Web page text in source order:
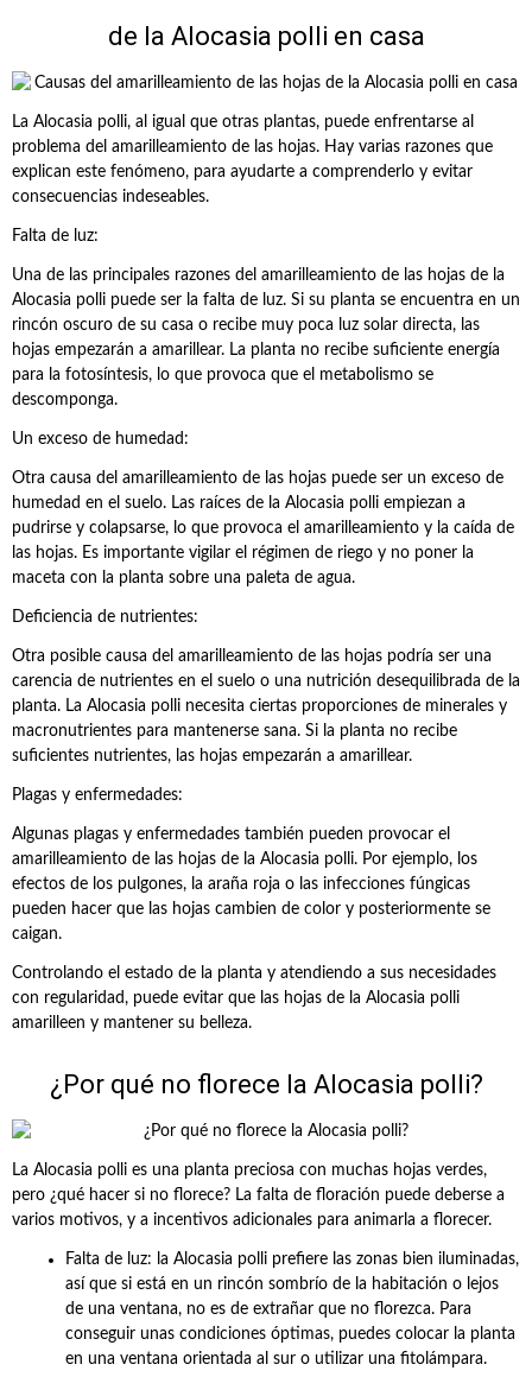
de la Alocasia polli en casa
La Alocasia polli, al igual que otras plantas, puede enfrentarse al
problema del amarilleamiento de las hojas. Hay varias razones que
explican este fenómeno, para ayudarte a comprenderlo y evitar
consecuencias indeseables.
Falta de luz:
Una de las principales razones del amarilleamiento de las hojas de la
Alocasia polli puede ser la falta de luz. Si su planta se encuentra en un
rincón oscuro de su casa o recibe muy poca luz solar directa, las
hojas empezarán a amarillear. La planta no recibe suficiente energía
para la fotosíntesis, lo que provoca que el metabolismo se
descomponga.
Un exceso de humedad:
Otra causa del amarilleamiento de las hojas puede ser un exceso de
humedad en el suelo. Las raíces de la Alocasia polli empiezan a
pudrirse y colapsarse, lo que provoca el amarilleamiento y la caída de
las hojas. Es importante vigilar el régimen de riego y no poner la
maceta con la planta sobre una paleta de agua.
Deficiencia de nutrientes:
Otra posible causa del amarilleamiento de las hojas podría ser una
carencia de nutrientes en el suelo o una nutrición desequilibrada de la
planta. La Alocasia polli necesita ciertas proporciones de minerales y
macronutrientes para mantenerse sana. Si la planta no recibe
suficientes nutrientes, las hojas empezarán a amarillear.
Plagas y enfermedades:
Algunas plagas y enfermedades también pueden provocar el
amarilleamiento de las hojas de la Alocasia polli. Por ejemplo, los
efectos de los pulgones, la araña roja o las infecciones fúngicas
pueden hacer que las hojas cambien de color y posteriormente se
caigan.
Controlando el estado de la planta y atendiendo a sus necesidades
con regularidad, puede evitar que las hojas de la Alocasia polli
amarilleen y mantener su belleza.
¿Por qué no florece la Alocasia polli?
La Alocasia polli es una planta preciosa con muchas hojas verdes,
pero ¿qué hacer si no florece? La falta de floración puede deberse a
varios motivos, y a incentivos adicionales para animarla a florecer.
Falta de luz: la Alocasia polli prefiere las zonas bien iluminadas,
así que si está en un rincón sombrío de la habitación o lejos
de una ventana, no es de extrañar que no florezca. Para
conseguir unas condiciones óptimas, puedes colocar la planta
en una ventana orientada al sur o utilizar una fitolámpara.